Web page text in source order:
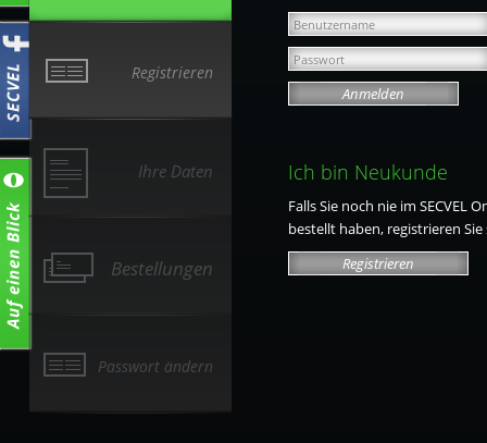
Registrieren
Ihre Daten
Passwort ändern
Bestellungen
Anmelden
Ich bin Neukunde
Falls Sie noch nie im SECVEL
bestellt haben, registrieren
Registrieren